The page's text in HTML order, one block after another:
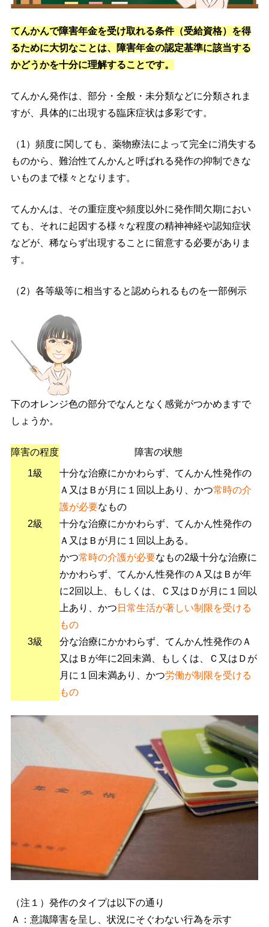
てんかんで障害年金を受け取れる条件（受給資格）を得
るために大切なことは、障害年金の認定基準に該当する
かどうかを十分に理解することです。
てんかん発作は、部分・全般・未分類などに分類されま
すが、具体的に出現する臨床症状は多彩です。
（1）頻度に関しても、薬物療法によって完全に消失する
ものから、難治性てんかんと呼ばれる発作の抑制できな
いものまで様々となります。
てんかんは、その重症度や頻度以外に発作間欠期におい
ても、それに起因する様々な程度の精神神経や認知症状
などが、稀ならず出現することに留意する必要がありま
す。
（2）各等級等に相当すると認められるものを一部例示
下のオレンジ色の部分でなんとなく感覚がつかめますで
しょうか。
障害の程度 障害の状態
1級
十分な治療にかかわらず、てんかん性発作の
Ａ又はＢが月に１回以上あり、かつ常時の介
護が必要なもの
2級
十分な治療にかかわらず、てんかん性発作の
Ａ又はＢが月に１回以上ある。
かつ常時の介護が必要なもの2級十分な治療に
かかわらず、てんかん性発作のＡ又はＢが年
に2回以上、もしくは、Ｃ又はＤが月に１回以
上あり、かつ 日常生活が著しい制限を受ける
もの
3級
分な治療にかかわらず、てんかん性発作のＡ
又はＢが年に2回未満、もしくは、Ｃ又はＤが
月に１回未満あり、かつ労働が制限を受ける
もの
（注１）発作のタイプは以下の通り
Ａ：意識障害を呈し、状況にそぐわない行為を示す